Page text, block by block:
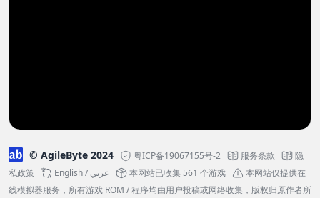
© AgileByte 2024 粤ICP备19067155号-2 服务条款
隐
私政策
English/عربي 本网站已收集 561 个游戏
本网站仅提供在
线模拟器服务，所有游戏 ROM / 程序均由用户投稿或网络收集，版权归原作者所